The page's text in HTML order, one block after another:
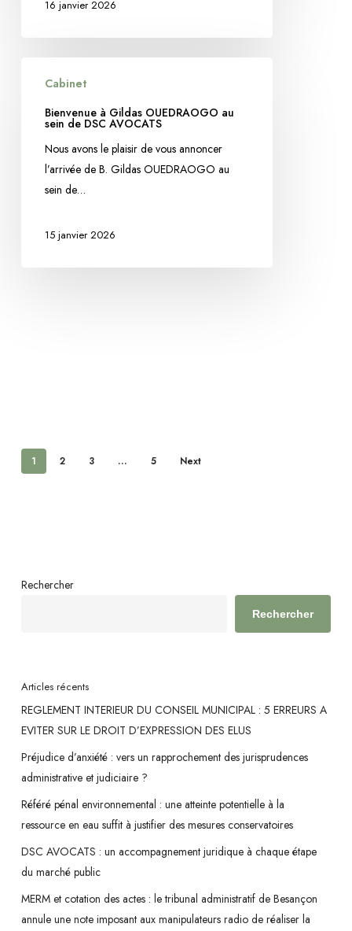
16 janvier 2026
Gildas
OUEDRAOGO
AVOCATS
Cabinet
Bienvenue à Gildas OUEDRAOGO au
sein de DSC AVOCATS
Nous avons le plaisir de vous annoncer
l’arrivée de B. Gildas OUEDRAOGO au
sein de…
15 janvier 2026
1 2 3 … 5 Next
Rechercher
Rechercher
Articles récents
REGLEMENT INTERIEUR DU CONSEIL MUNICIPAL : 5 ERREURS A
EVITER SUR LE DROIT D’EXPRESSION DES ELUS
Préjudice d’anxiété : vers un rapprochement des jurisprudences
administrative et judiciaire ?
Référé pénal environnemental : une atteinte potentielle à la
ressource en eau suffit à justifier des mesures conservatoires
DSC AVOCATS : un accompagnement juridique à chaque étape
du marché public
MERM et cotation des actes : le tribunal administratif de Besançon
annule une note imposant aux manipulateurs radio de réaliser la